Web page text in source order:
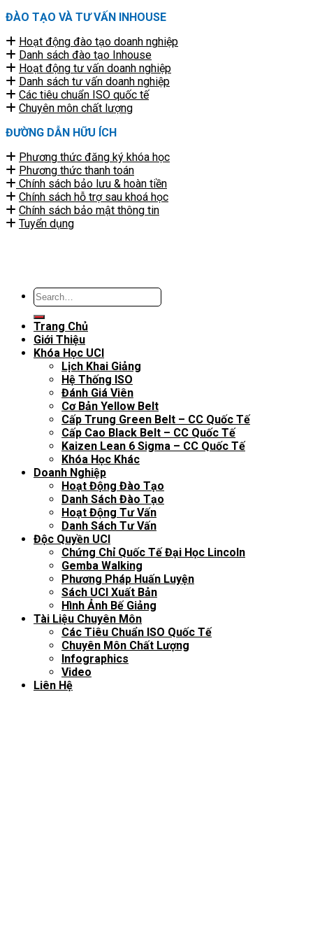
ĐÀO TẠO VÀ TƯ VẤN INHOUSE
Hoạt động đào tạo doanh nghiệp
Danh sách đào tạo Inhouse
Hoạt động tư vấn doanh nghiệp
Danh sách tư vấn doanh nghiệp
Các tiêu chuẩn ISO quốc tế
Chuyên môn chất lượng
ĐƯỜNG DẪN HỮU ÍCH
Phương thức đăng ký khóa học
Phương thức thanh toán
Chính sách bảo lưu & hoàn tiền
Chính sách hỗ trợ sau khoá học
Chính sách bảo mật thông tin
Tuyển dụng
Trang Chủ
Giới Thiệu
Khóa Học UCI
Lịch Khai Giảng
Hệ Thống ISO
Đánh Giá Viên
Cơ Bản Yellow Belt
Cấp Trung Green Belt – CC Quốc Tế
Cấp Cao Black Belt – CC Quốc Tế
Kaizen Lean 6 Sigma – CC Quốc Tế
Khóa Học Khác
Doanh Nghiệp
Hoạt Động Đào Tạo
Danh Sách Đào Tạo
Hoạt Động Tư Vấn
Danh Sách Tư Vấn
Độc Quyền UCI
Chứng Chỉ Quốc Tế Đại Học Lincoln
Gemba Walking
Phương Pháp Huấn Luyện
Sách UCI Xuất Bản
Hình Ảnh Bế Giảng
Tài Liệu Chuyên Môn
Các Tiêu Chuẩn ISO Quốc Tế
Chuyên Môn Chất Lượng
Infographics
Video
Liên Hệ